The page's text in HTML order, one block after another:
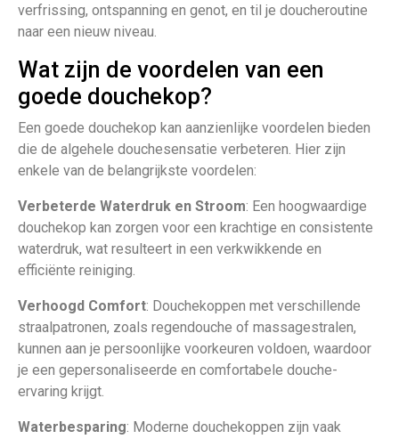
verfrissing, ontspanning en genot, en til je doucheroutine
naar een nieuw niveau.
Wat zijn de voordelen van een
goede douchekop?
Een goede douchekop kan aanzienlijke voordelen bieden
die de algehele douchesensatie verbeteren. Hier zijn
enkele van de belangrijkste voordelen:
Verbeterde Waterdruk en Stroom: Een hoogwaardige
douchekop kan zorgen voor een krachtige en consistente
waterdruk, wat resulteert in een verkwikkende en
efficiënte reiniging.
Verhoogd Comfort: Douchekoppen met verschillende
straalpatronen, zoals regendouche of massagestralen,
kunnen aan je persoonlijke voorkeuren voldoen, waardoor
je een gepersonaliseerde en comfortabele douche-
ervaring krijgt.
Waterbesparing: Moderne douchekoppen zijn vaak